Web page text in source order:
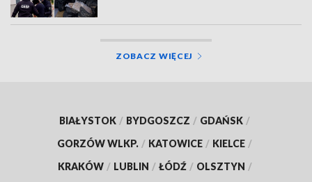
ZOBACZ WIĘCEJ
BIAŁYSTOK / BYDGOSZCZ / GDAŃSK /
GORZÓW WLKP. / KATOWICE / KIELCE /
KRAKÓW / LUBLIN / ŁÓDŹ / OLSZTYN /